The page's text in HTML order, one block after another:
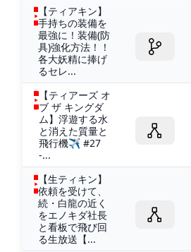
【ティアキン】
手持ちの装備を
最強に！装備(防
具)強化方法！！
各大妖精に捧げ
るセレ...
【ティアーズ オ
ブ ザ キングダ
ム】浮遊する水
と消えた質量と
飛行機✈ #27
-...
【生ティキン】
依頼を受けて、
続・白龍の近く
をエノキダ社長
と看板で飛び回
る生放送【...